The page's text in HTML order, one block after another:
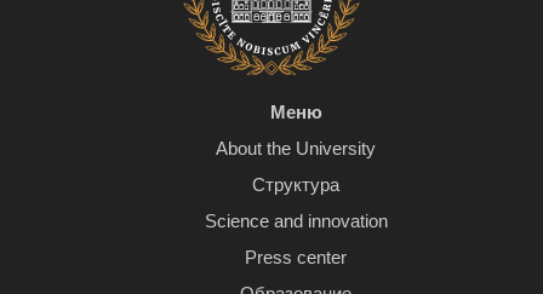
Меню
About the University
Структура
Science and innovation
Press center